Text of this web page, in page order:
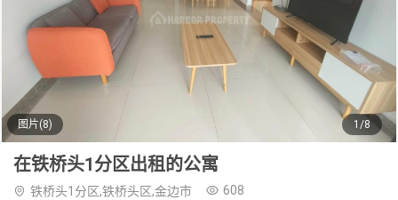
图片(8) 1/8
在铁桥头1分区出租的公寓
铁桥头1分区,铁桥头区,金边市 608